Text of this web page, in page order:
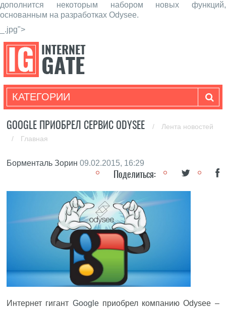
дополнится некоторым набором новых функций,
основанным на разработках Odysee.
_.jpg">
КАТЕГОРИИ
GOOGLE ПРИОБРЕЛ СЕРВИС ODYSEE /
Лента новостей
/
Главная
Борменталь Зорин 09.02.2015, 16:29
Поделиться:
Интернет гигант Googleприобрел компанию Odysee –